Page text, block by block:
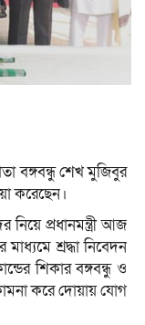
বঙ্গবন্ধু শেখ মুজিবুর
করেছেন।
প্রধানমন্ত্রী আজ
শ্রদ্ধা নিবেদন
শিকার বঙ্গবন্ধু ও
করে দোয়ায় যোগ